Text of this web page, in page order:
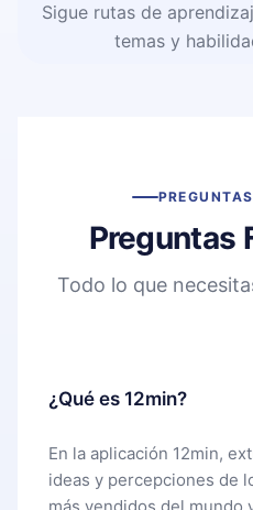
Sigue rutas de
temas y
Preguntas
Todo lo que
¿Qué es 12min?
En la aplicación 12min,
ideas y percepciones de